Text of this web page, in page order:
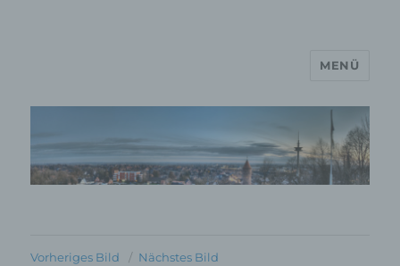
MP Mario Porten Beratung
Training Coaching
MENÜ
Vorheriges Bild Nächstes Bild